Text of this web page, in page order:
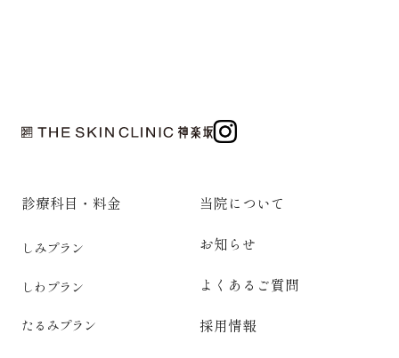
診療科目・料金
しみプラン
しわプラン
たるみプラン
当院について
お知らせ
よくあるご質問
採用情報